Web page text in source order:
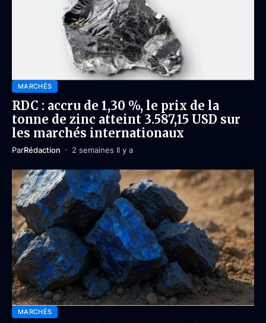
MARCHÉS
RDC : accru de 1,30 %, le prix de la
tonne de zinc atteint 3.587,15 USD sur
les marchés internationaux
ParRédaction 2 semaines Il y a
MARCHÉS